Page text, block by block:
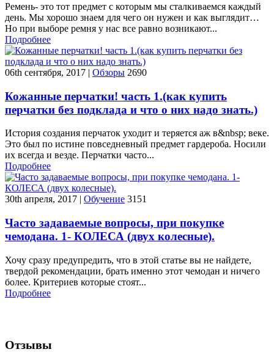
Ремень- это тот предмет с которым мы сталкиваемся каждый
день. Мы хорошо знаем для чего он нужен и как выглядит…
Но при выборе ремня у нас все равно возникают...
Подробнее
06th сентября, 2017 | Обзоры 2690
Кожанные перчатки! часть 1.(как купить
перчатки без подклада и что о них надо знать.)
История создания перчаток уходит и теряется аж в&nbsp; веке.
Это был по истине повседневный предмет гардероба. Носили
их всегда и везде. Перчатки часто...
Подробнее
30th апреля, 2017 | Обучение 3151
Часто задаваемые вопросы, при покупке
чемодана. 1- КОЛЕСА (двух колесные).
Хочу сразу предупредить, что в этой статье вы не найдете,
твердой рекомендации, брать именно этот чемодан и ничего
более. Критериев которые стоят...
Подробнее
Отзывы